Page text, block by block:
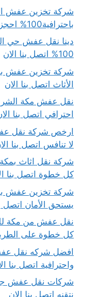
شركة تخزين عفش
باحترافية100% احجز الآن بـ20%خصم فوري
دينا نقل عفش حي
100% اتصل بنا الان
الأثاث اتصل بنا الان
احترافي اتصل بنا
لا تنافس اتصل بنا
كل خطوة اتصل بنا
يستحق الأمان اتصل
كل خطوة على
واحترافية اتصل بنا
نتقنه اتصل بنا الان